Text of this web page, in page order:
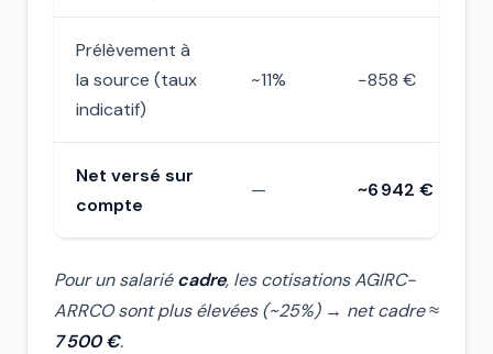
Prélèvement à
la source (taux
indicatif)
~11% −858 €
Net versé sur
compte
— ~6 942 €
Pour un salariécadre, les cotisations AGIRC-
ARRCO sont plus élevées (~25%) → net cadre ≈
7 500 €.